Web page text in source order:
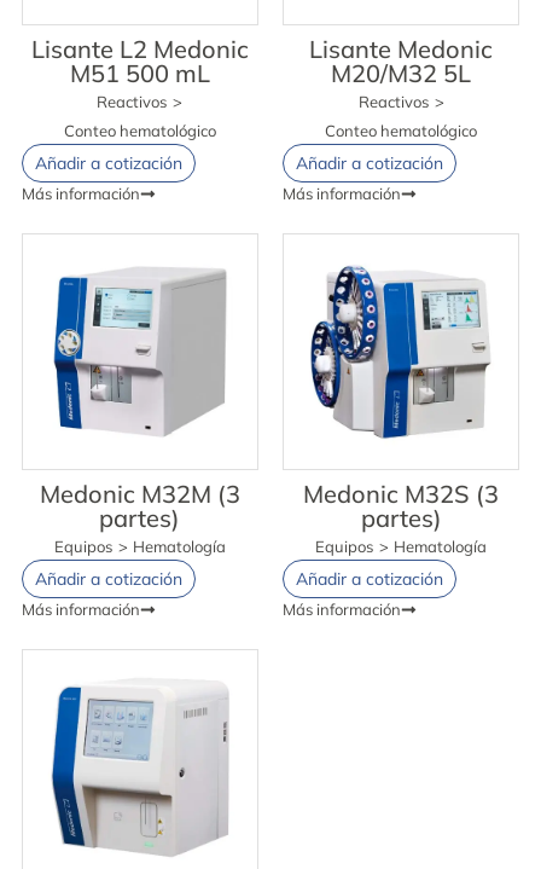
Lisante L2 Medonic
M51 500 mL
Reactivos >
Conteo hematológico
Añadir a cotización
Más información
Lisante Medonic
M20/M32 5L
Reactivos >
Conteo hematológico
Añadir a cotización
Más información
Medonic M32M (3
partes)
Equipos > Hematología
Añadir a cotización
Más información
Medonic M32S (3
partes)
Equipos > Hematología
Añadir a cotización
Más información